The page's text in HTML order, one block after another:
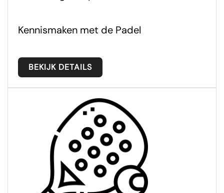
Kennismaken met de Padel
BEKIJK DETAILS